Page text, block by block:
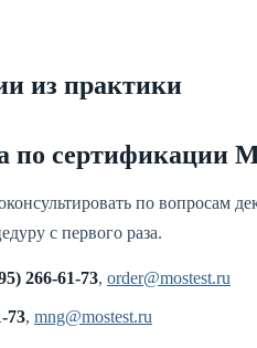
из практики
по сертификации
по вопросам
с первого раза.
266-61-73, order@mostest.ru
73, mng@mostest.ru